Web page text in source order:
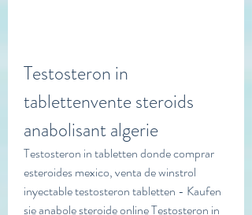
Testosteron in
tablettenvente steroids
anabolisant algerie
Testosteron in tabletten donde comprar
esteroides mexico, venta de winstrol
inyectable testosteron tabletten - Kaufen
sie anabole steroide online Testosteron in